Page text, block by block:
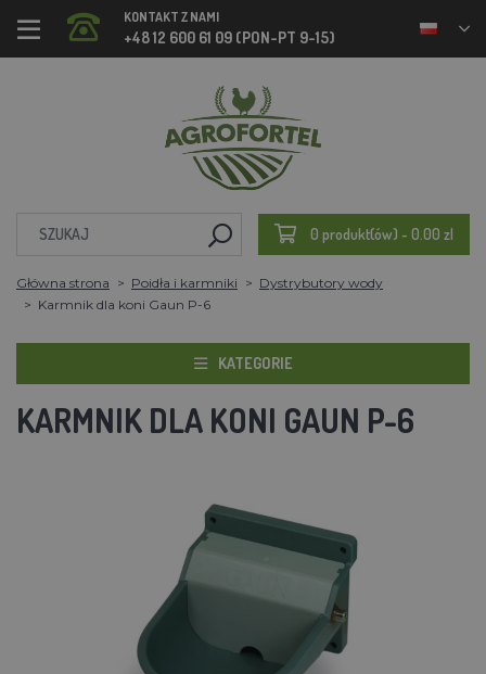
KONTAKT Z NAMI
+48 12 600 61 09 (PON-PT 9-15)
0 produkt(ów) - 0.00 zl
Główna strona Poidła i karmniki
Dystrybutory wody
Karmnik dla koni Gaun P-6
KATEGORIE
KARMNIK DLA KONI GAUN P-6